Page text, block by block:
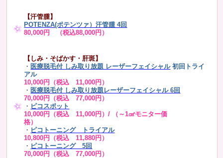
【汗管腫】
POTENZA(ポテンツァ）汗管腫 4回
80,000円 （税込88,000円）
【しみ・そばかす・肝斑】
・ 医療脱毛付 しみ取り放題 レーザーフェイシャル 初回トライ
アル
10,000円（税込 11,000円）
・ 医療脱毛付 しみ取り放題レーザーフェイシャル 6回
70,000円（税込 77,000円）
・ ピコスポット
10,000円（税込 11,000円）/ （～1㎠モニター価
格）
・ ピコトーニング トライアル
10,800円（税込 11,880円）
・ ピコトーニング 5回
70,000円（税込 77,000円）